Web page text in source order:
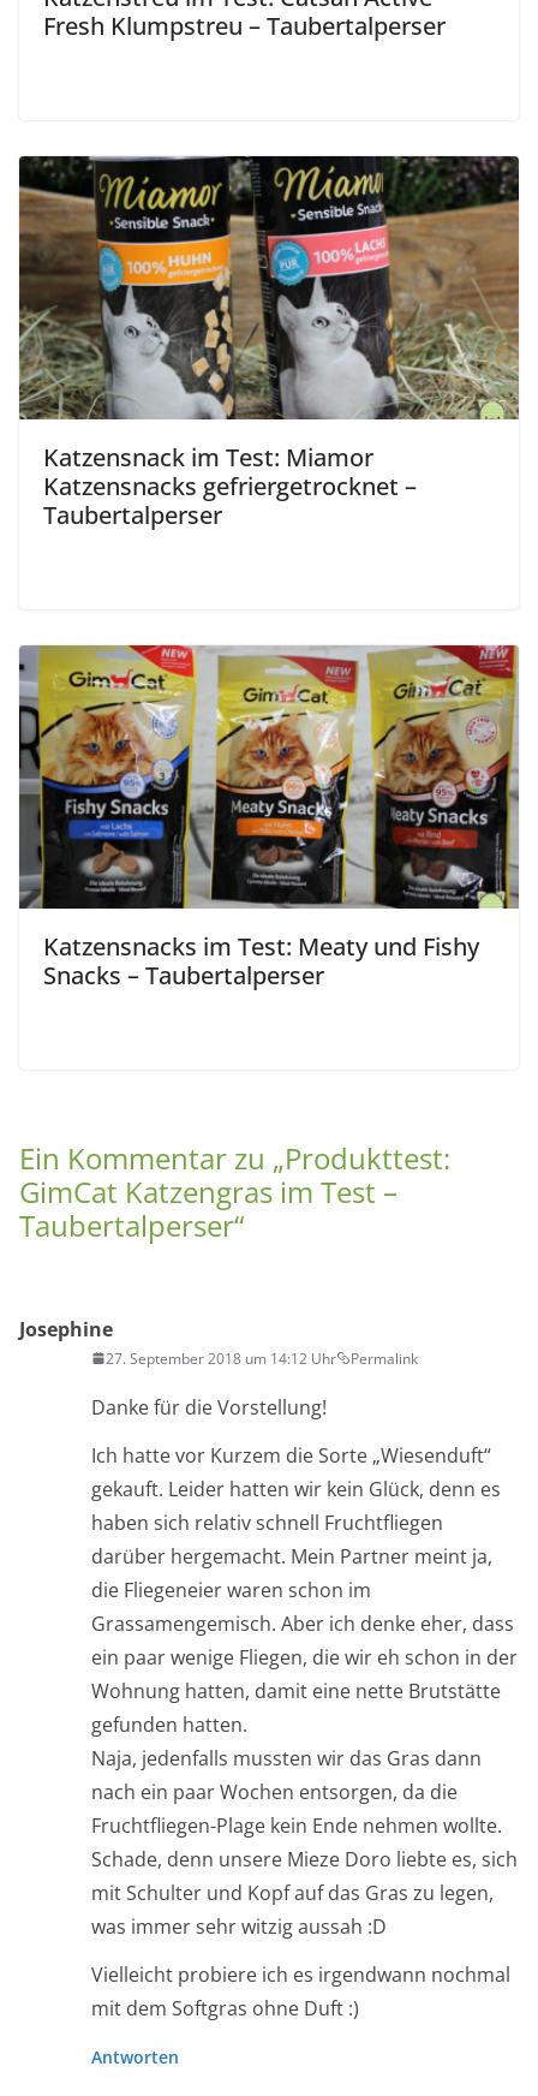
Fresh Klumpstreu – Taubertalperser
Katzensnack im Test: Miamor
Katzensnacks gefriergetrocknet –
Taubertalperser
Katzensnacks im Test: Meaty und Fishy
Snacks – Taubertalperser
Ein Kommentar zu „Produkttest:
GimCat Katzengras im Test –
Taubertalperser“
Josephine
27. September 2018 um 14:12 Uhr Permalink
Danke für die Vorstellung!
Ich hatte vor Kurzem die Sorte „Wiesenduft“
gekauft. Leider hatten wir kein Glück, denn es
haben sich relativ schnell Fruchtfliegen
darüber hergemacht. Mein Partner meint ja,
die Fliegeneier waren schon im
Grassamengemisch. Aber ich denke eher, dass
ein paar wenige Fliegen, die wir eh schon in der
Wohnung hatten, damit eine nette Brutstätte
gefunden hatten.
Naja, jedenfalls mussten wir das Gras dann
nach ein paar Wochen entsorgen, da die
Fruchtfliegen-Plage kein Ende nehmen wollte.
Schade, denn unsere Mieze Doro liebte es, sich
mit Schulter und Kopf auf das Gras zu legen,
was immer sehr witzig aussah :D
Vielleicht probiere ich es irgendwann nochmal
mit dem Softgras ohne Duft :)
Antworten